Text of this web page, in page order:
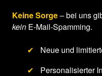
Keine Sorge– bei uns
kein E-Mail-Spamming.
✔
Neue und
✔
Personalisierter